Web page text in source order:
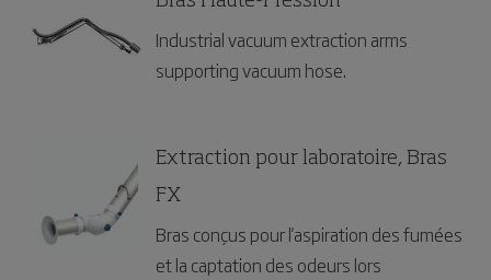
Industrial vacuum extraction arms
supporting vacuum hose.
Extraction pour laboratoire, Bras
FX
Bras conçus pour l'aspiration des fumées
et la captation des odeurs lors